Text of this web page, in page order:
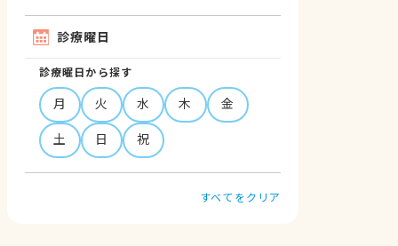
診療曜日
診療曜日から探す
月 火 水 木
金
土
日 祝
すべてをクリア